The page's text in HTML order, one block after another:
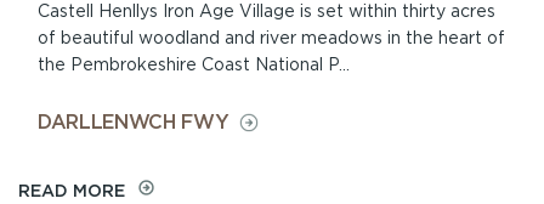
Castell Henllys Iron Age Village is set within thirty acres
of beautiful woodland and river meadows in the heart of
the Pembrokeshire Coast National P...
DARLLENWCH FWYON
READ MORE